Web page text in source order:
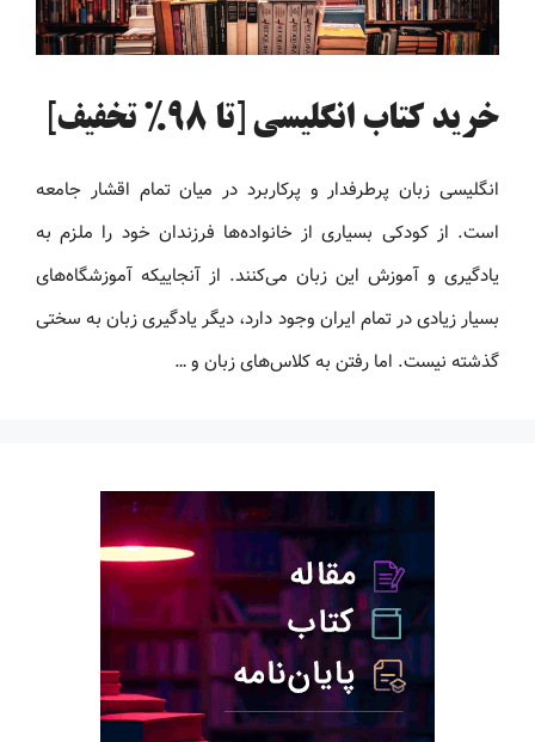
خرید کتاب انگلیسی [تا 98% تخفیف]
انگلیسی زبان پرطرفدار و پرکاربرد در میان تمام اقشار جامعه
است. از کودکی بسیاری از خانواده‌ها فرزندان خود را ملزم به
یادگیری و آموزش این زبان می‌کنند. از آنجاییکه آموزشگاه‌های
بسیار زیادی در تمام ایران وجود دارد، دیگر یادگیری زبان به سختی
گذشته نیست. اما رفتن به کلاس‌های زبان و …